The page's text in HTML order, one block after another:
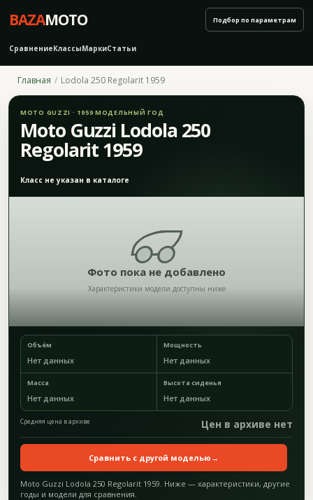
BAZAMOTO
СравнениеКлассыМаркиСтатьи
Подбор по параметрам
Главная Lodola 250 Regolarit 1959
MOTO GUZZI · 1959 МОДЕЛЬНЫЙ ГОД
Moto Guzzi Lodola 250
Regolarit 1959
Класс не указан в каталоге
Фото пока не добавлено
Характеристики модели доступны ниже
Объём
Нет данных
Мощность
Нет данных
Масса
Нет данных
Высота сиденья
Нет данных
Средняя цена в архиве Цен в архиве нет
Сравнить с другой моделью →
Moto Guzzi Lodola 250 Regolarit 1959. Ниже — характеристики, другие
годы и модели для сравнения.